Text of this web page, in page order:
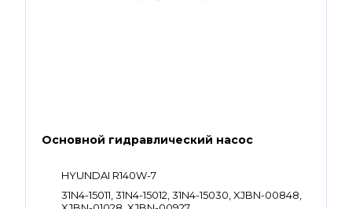
Основной гидравлический насос
HYUNDAI R140W-7
31N4-15011, 31N4-15012, 31N4-15030, XJBN-00848,